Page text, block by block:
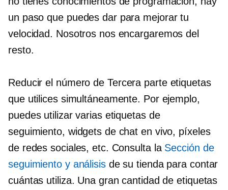
un paso que puedes dar para mejorar tu
velocidad. Nosotros nos encargaremos del
resto.
Reducir el número de Tercera parteetiquetas
que utilices simultáneamente. Por ejemplo,
puedes utilizar varias etiquetas de
seguimiento, widgets de chat en vivo, píxeles
de redes sociales, etc. Consulta la Sección de
seguimiento y análisisde su tienda para contar
cuántas utiliza. Una gran cantidad de etiquetas